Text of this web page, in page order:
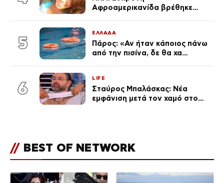
Αφροαμερικανίδα βρέθηκε
5
ΕΛΛΑΔΑ
Πάρος: «Αν ήταν κάποιος πάνω
από την πισίνα, δε θα χα
πατέρα και τα κενά στους
ισχυρισμούς του ιδιοκτήτη του
beach bar
6
LIFE
Σταύρος Μπαλάσκας: Νέα
εμφάνιση μετά τον χαμό στο
// BEST OF NETWORK